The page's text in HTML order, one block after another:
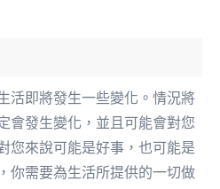
活即將發生一些變化。情況將
會發生變化，並且可能會對您
您來說可能是好事，也可能是
你需要為生活所提供的一切做